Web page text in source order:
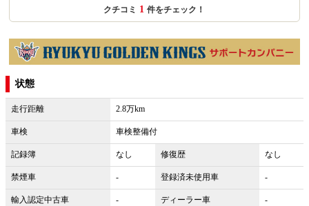
クチコミ 1 件をチェック！
状態
走行距離 2.8万km
車検 車検整備付
記録簿 なし 修復歴 なし
禁煙車 - 登録済未使用車 -
輸入認定中古車 - ディーラー車 -